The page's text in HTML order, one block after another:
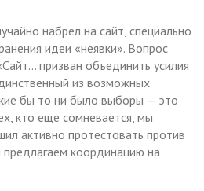
набрел на сайт, специально
идеи «неявки». Вопрос
призван объединить усилия
из возможных
бы то ни было выборы — это
кто еще сомневается, мы
активно протестовать против
координацию на